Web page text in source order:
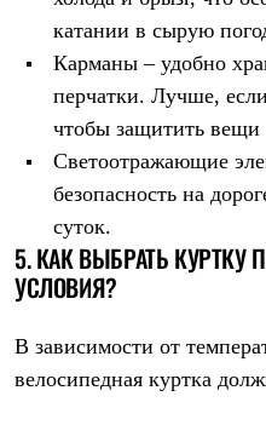
Аксессуары
Головные уборы
Балаклавы и маски
Кепки и бейсболки
Повязки
Панамы
Перчатки и рукавицы
Перчатки
Рукавицы
Полезные аксессуары
Ремни
катании в сырую
Карманы – удобно
перчатки. Лучше,
чтобы защитить вещи
Светоотражающие
безопасность на
суток.
5. КАК ВЫБРАТЬ КУРТКУ
УСЛОВИЯ?
В зависимости от
велосипедная куртка